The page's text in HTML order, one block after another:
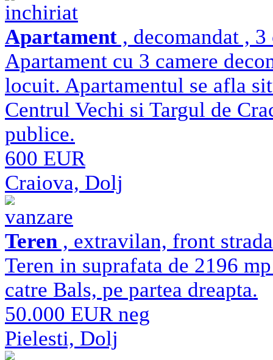
inchiriat
Apartament , decomandat ,
Apartament cu 3 camere
locuit. Apartamentul se afla
Centrul Vechi si Targul de
publice.
600 EUR
Craiova, Dolj
vanzare
Teren , extravilan, front
Teren in suprafata de 2196
catre Bals, pe partea dreapta.
50.000 EUR neg
Pielesti, Dolj